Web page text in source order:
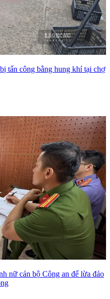
tấn công bằng hung khí tại chợ
nữ cán bộ Công an để lừa đảo